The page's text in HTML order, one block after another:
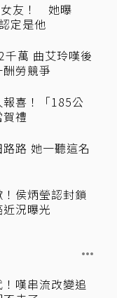
女友！ 她曝
定是他
千萬 曲艾玲嘆後
勞競爭
報喜！「185公
禮
路 她一聽這名
侯炳瑩認封鎖
況曝光
嘆串流改變追